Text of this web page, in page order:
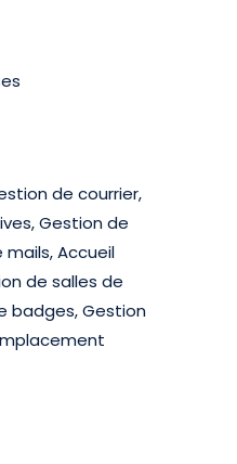
de courrier,
Gestion de
Accueil
de salles de
badges, Gestion